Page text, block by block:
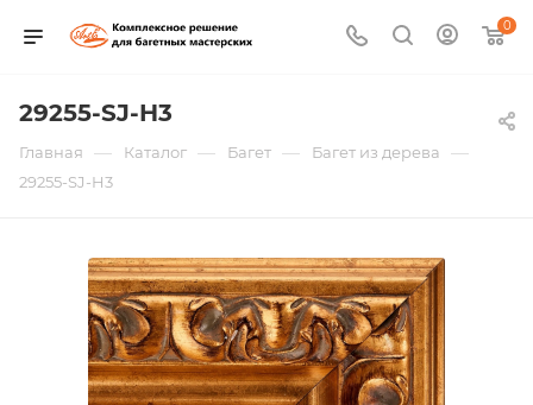
0
29255-SJ-H3
Главная — Каталог — Багет — Багет из дерева —
29255-SJ-H3